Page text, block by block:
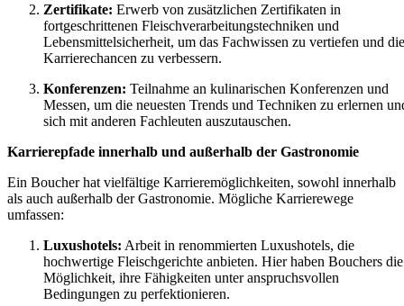
Zertifikate: Erwerb von zusätzlichen Zertifikaten in
fortgeschrittenen Fleischverarbeitungstechniken und
Lebensmittelsicherheit, um das Fachwissen zu vertiefen und die
Karrierechancen zu verbessern.
Konferenzen: Teilnahme an kulinarischen Konferenzen und
Messen, um die neuesten Trends und Techniken zu erlernen
sich mit anderen Fachleuten auszutauschen.
Karrierepfade innerhalb und außerhalb der Gastronomie
Ein Boucher hat vielfältige Karrieremöglichkeiten, sowohl innerhalb
als auch außerhalb der Gastronomie. Mögliche Karrierewege
umfassen:
Luxushotels: Arbeit in renommierten Luxushotels, die
hochwertige Fleischgerichte anbieten. Hier haben Bouchers die
Möglichkeit, ihre Fähigkeiten unter anspruchsvollen
Bedingungen zu perfektionieren.